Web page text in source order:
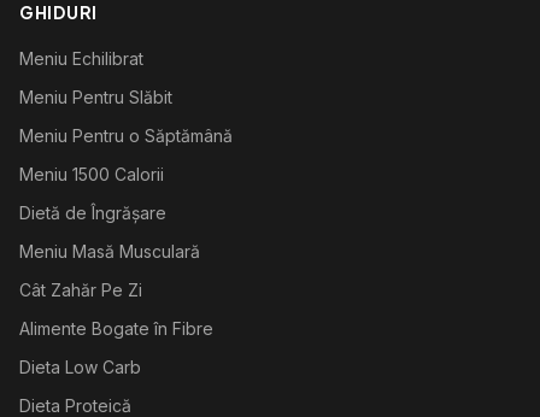
GHIDURI
Meniu Echilibrat
Meniu Pentru Slăbit
Meniu Pentru o Săptămână
Meniu 1500 Calorii
Dietă de Îngrășare
Meniu Masă Musculară
Cât Zahăr Pe Zi
Alimente Bogate în Fibre
Dieta Low Carb
Dieta Proteică